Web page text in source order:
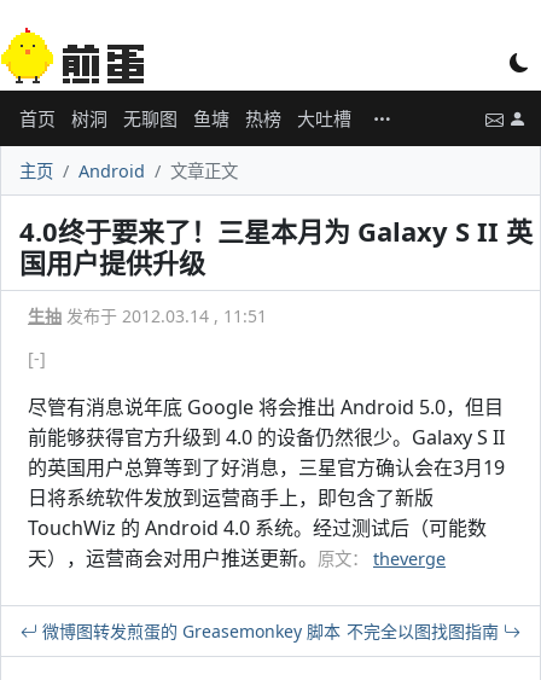
首页 树洞 无聊图 鱼塘 热榜 大吐槽
主页 Android 文章正文
4.0终于要来了！三星本月为 Galaxy S II 英
国用户提供升级
生抽 发布于 2012.03.14 , 11:51
[-]
尽管有消息说年底 Google 将会推出 Android 5.0，但目
前能够获得官方升级到 4.0 的设备仍然很少。Galaxy S II
的英国用户总算等到了好消息，三星官方确认会在3月19
日将系统软件发放到运营商手上，即包含了新版
TouchWiz 的 Android 4.0 系统。经过测试后（可能数
天），运营商会对用户推送更新。 原文： theverge
微博图转发煎蛋的 Greasemonkey 脚本 不完全以图找图指南